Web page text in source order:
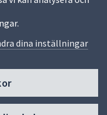
dina inställningar
oss